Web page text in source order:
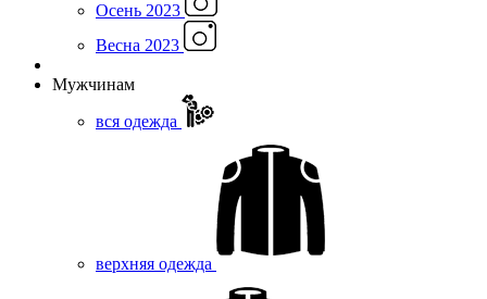
Осень 2023
Весна 2023
Мужчинам
вся одежда
верхняя одежда